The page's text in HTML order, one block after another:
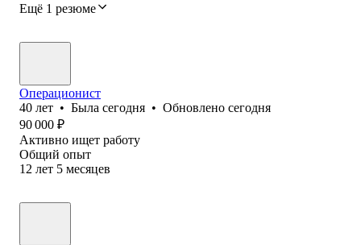
Ещё 1 резюме
Операционист
40 лет • Была сегодня • Обновлено сегодня
90 000 ₽
Активно ищет работу
Общий опыт
12 лет 5 месяцев